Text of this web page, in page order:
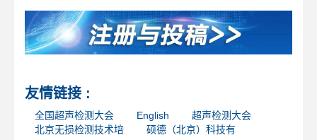
友情链接 :
全国超声检测大会 English
超声检测大会
北京无损检测技术培
硕德（北京）科技有